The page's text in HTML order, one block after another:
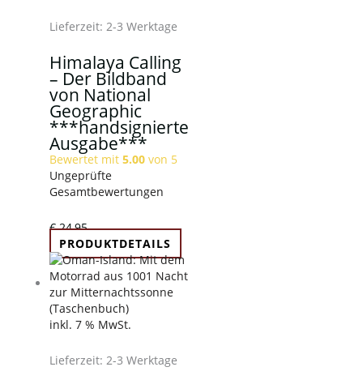
Lieferzeit:2-3 Werktage
Himalaya Calling
– Der Bildband
von National
Geographic
***handsignierte
Ausgabe***
Bewertet mit5.00 von 5
Ungeprüfte
Gesamtbewertungen
€24,95
PRODUKTDETAILS
inkl. 7 % MwSt.
Lieferzeit:2-3 Werktage